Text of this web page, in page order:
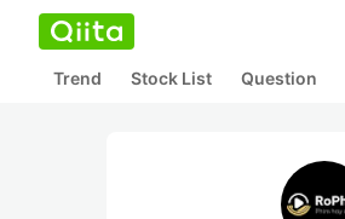
Trend Stock List Question